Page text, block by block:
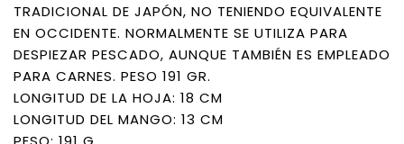
TRADICIONAL DE JAPÓN, NO TENIENDO EQUIVALENTE
EN OCCIDENTE. NORMALMENTE SE UTILIZA PARA
DESPIEZAR PESCADO, AUNQUE TAMBIÉN ES EMPLEADO
PARA CARNES. PESO 191 GR.
LONGITUD DE LA HOJA: 18 CM
LONGITUD DEL MANGO: 13 CM